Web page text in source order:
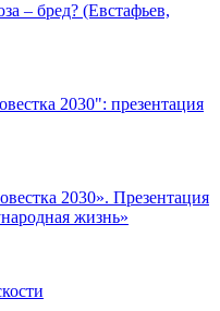
– бред? (Евстафьев,
2030": презентация
2030». Презентация
жизнь»